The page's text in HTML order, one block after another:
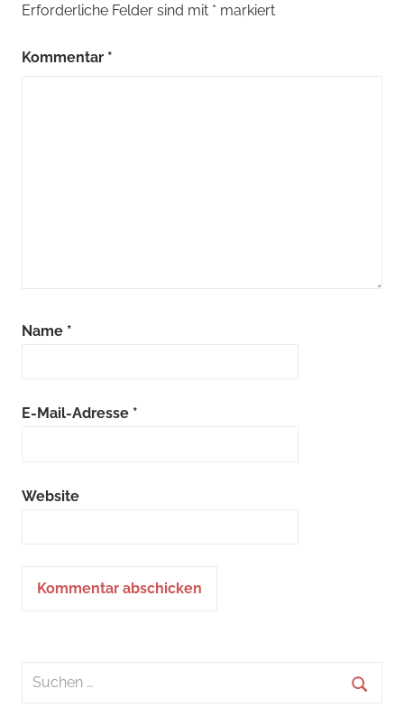
Erforderliche Felder sind mit * markiert
Kommentar *
Name *
E-Mail-Adresse *
Website